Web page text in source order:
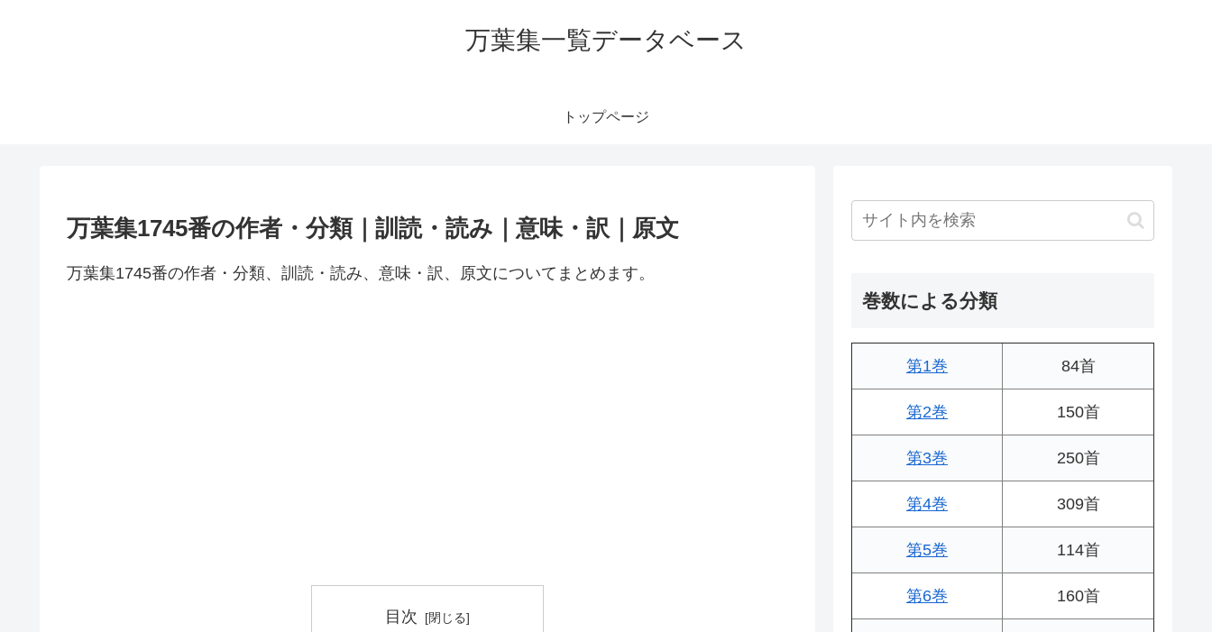
万葉集一覧データベース
トップページ
万葉集1745番の作者・分類｜訓読・読み｜意味・訳｜原文
万葉集1745番の作者・分類、訓読・読み、意味・訳、原文についてまとめます。
目次
巻数による分類
第1巻 84首
第2巻 150首
第3巻 250首
第4巻 309首
第5巻 114首
第6巻 160首